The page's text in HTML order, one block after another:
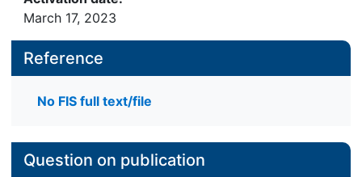
March 17, 2023
Reference
No FIS full text/file
Question on publication